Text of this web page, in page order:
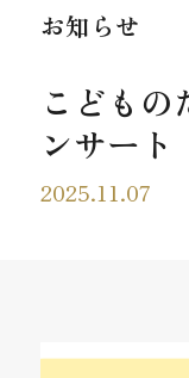
お知らせ
こどもの
ンサー
2025.11.07